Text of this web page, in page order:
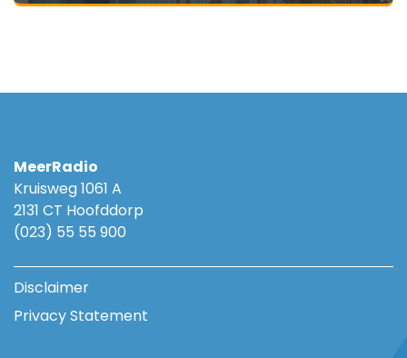
MeerRadio
Kruisweg 1061 A
2131 CT Hoofddorp
(023) 55 55 900
Disclaimer
Privacy Statement